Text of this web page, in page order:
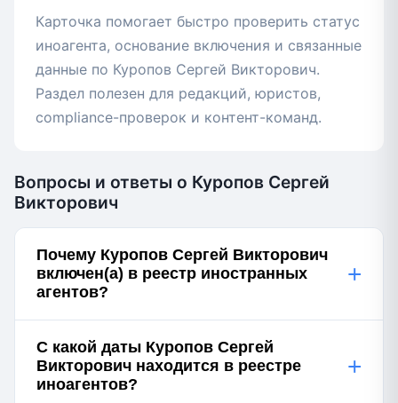
Карточка помогает быстро проверить статус
иноагента, основание включения и связанные
данные по Куропов Сергей Викторович.
Раздел полезен для редакций, юристов,
compliance-проверок и контент-команд.
Вопросы и ответы о Куропов Сергей
Викторович
Почему Куропов Сергей Викторович
включен(а) в реестр иностранных
агентов?
+
С какой даты Куропов Сергей
Викторович находится в реестре
иноагентов?
+